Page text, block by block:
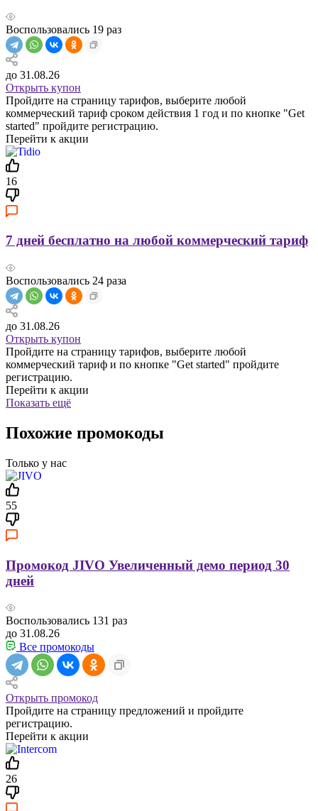
Воспользовались 19 раз
до 31.08.26
Открыть купон
Пройдите на страницу тарифов, выберите любой
коммерческий тариф сроком действия 1 год и по кнопке "Get
started" пройдите регистрацию.
Перейти к акции
16
7 дней бесплатно на любой коммерческий тариф
Воспользовались 24 раза
до 31.08.26
Открыть купон
Пройдите на страницу тарифов, выберите любой
коммерческий тариф и по кнопке "Get started" пройдите
регистрацию.
Перейти к акции
Показать ещё
Похожие промокоды
Только у нас
55
Промокод JIVO Увеличенный демо период 30
дней
Воспользовались 131 раз
до 31.08.26
Все промокоды
Открыть промокод
Пройдите на страницу предложений и пройдите
регистрацию.
Перейти к акции
26